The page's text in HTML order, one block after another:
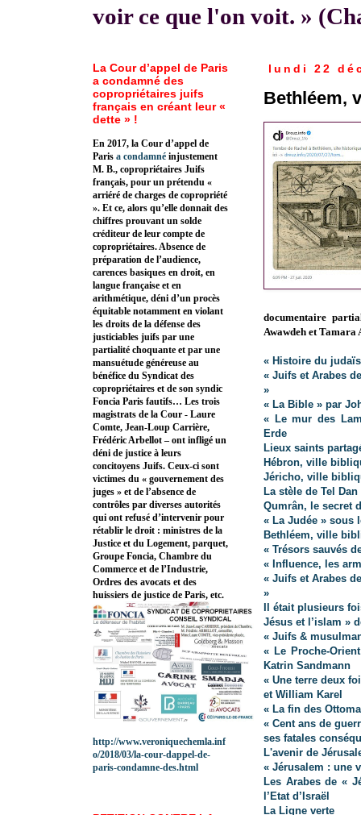
voir ce que l'on voit. »
lundi 22
Bethléem,
documentaire
Awawdeh et Tamara
« Histoire du
« Juifs et Arabes
»
« La Bible » par
« Le mur des
Erde
Lieux saints
Hébron, ville
Jéricho, ville
La stèle de Tel Dan
Qumrân, le secret
« La Judée » sous
Bethléem, ville
« Trésors sauvés
« Influence, les
« Juifs et Arabes
»
Il était plusieurs
Jésus et l’islam »
« Juifs &
« Le Proche-
Katrin Sandmann
« Une terre deux
et William Karel
« La fin des
« Cent ans de
ses fatales
L'avenir de
« Jérusalem : une
Les Arabes de «
l’Etat d’Israël
La Ligne verte
La Cour d’appel de Paris
a condamné des
copropriétaires juifs
français en créant leur «
dette » !
En 2017, la Cour d’appel de
Paris a condamné injustement
M. B., copropriétaires Juifs
français, pour un prétendu «
arriéré de charges de copropriété
». Et ce, alors qu’elle donnait des
chiffres prouvant un solde
créditeur de leur compte de
copropriétaires. Absence de
préparation de l’audience,
carences basiques en droit, en
langue française et en
arithmétique, déni d’un procès
équitable notamment en violant
les droits de la défense des
justiciables juifs par une
partialité choquante et par une
mansuétude généreuse au
bénéfice du Syndicat des
copropriétaires et de son syndic
Foncia Paris fautifs… Les trois
magistrats de la Cour - Laure
Comte, Jean-Loup Carrière,
Frédéric Arbellot – ont infligé un
déni de justice à leurs
concitoyens Juifs. Ceux-ci sont
victimes du « gouvernement des
juges » et de l’absence de
contrôles par diverses autorités
qui ont refusé d’intervenir pour
rétablir le droit : ministres de la
Justice et du Logement, parquet,
Groupe Foncia, Chambre du
Commerce et de l’Industrie,
Ordres des avocats et des
huissiers de justice de Paris, etc.
http://www.veroniquechemla.inf
o/2018/03/la-cour-dappel-de-
paris-condamne-des.html